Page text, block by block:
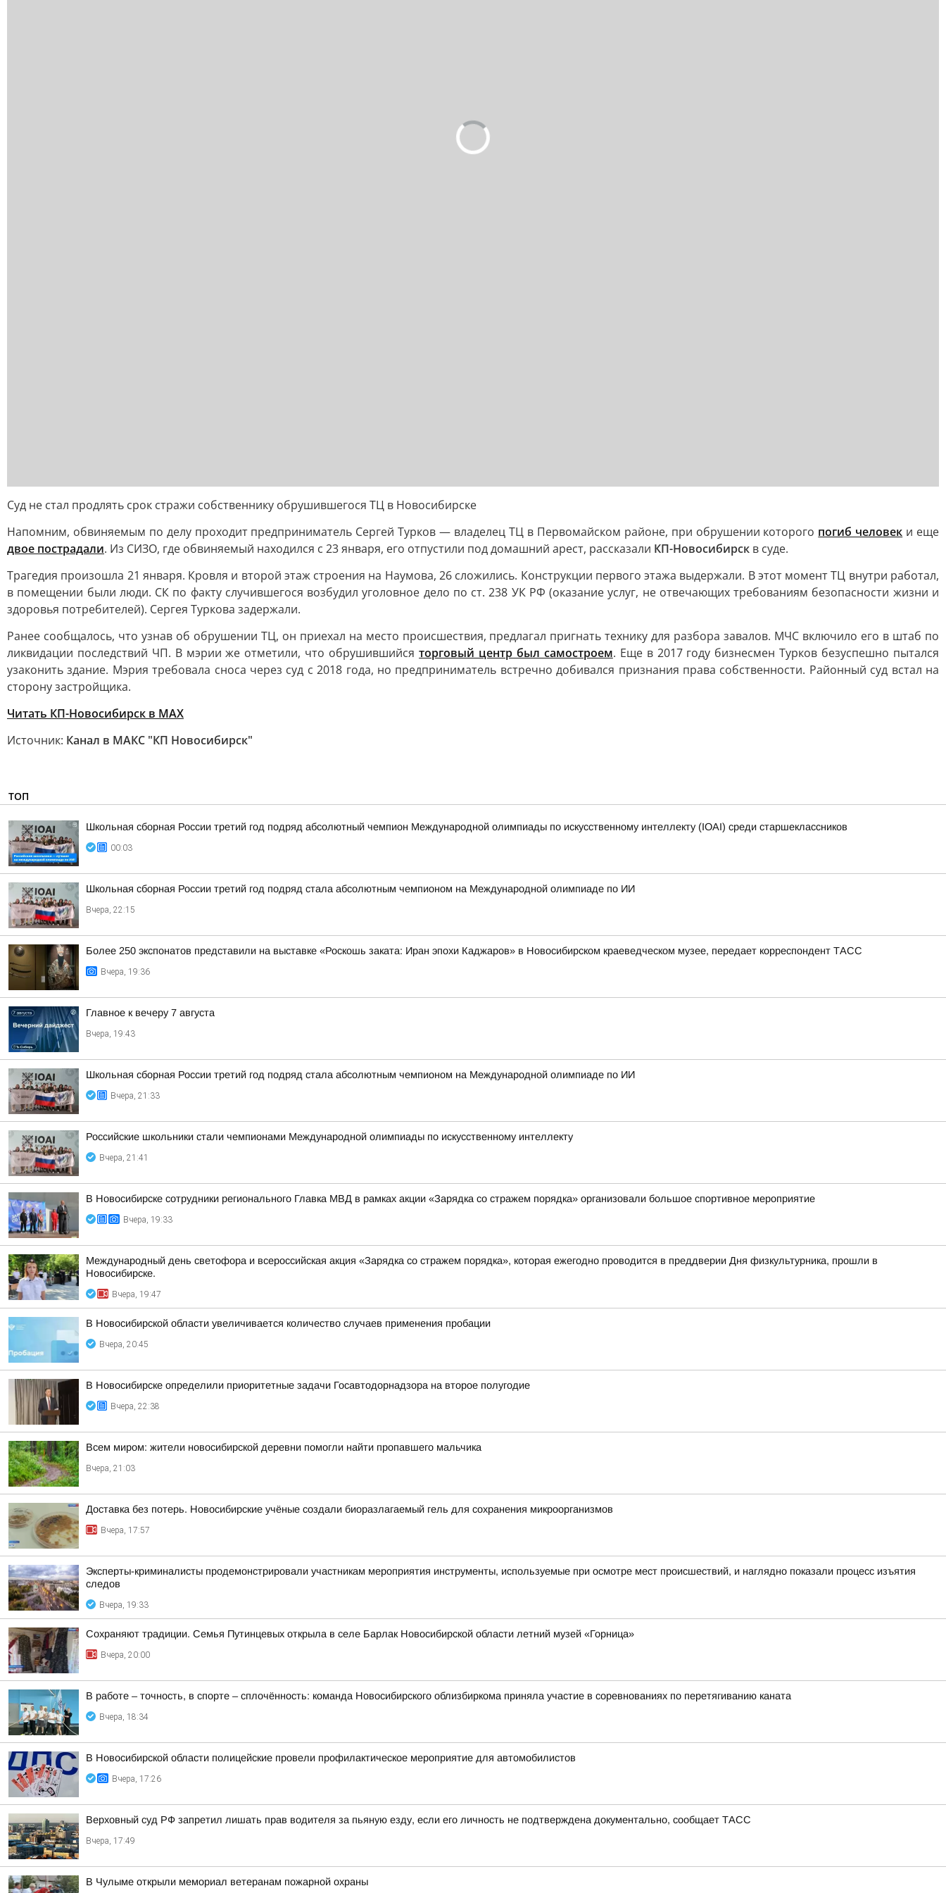
Суд не стал продлять срок стражи собственнику обрушившегося ТЦ в Новосибирске
Напомним, обвиняемым по делу проходит предприниматель Сергей Турков — владелец ТЦ в Первомайском районе, при обрушении которого погиб человек и еще
двое пострадали. Из СИЗО, где обвиняемый находился с 23 января, его отпустили под домашний арест, рассказали КП-Новосибирск в суде.
Трагедия произошла 21 января. Кровля и второй этаж строения на Наумова, 26 сложились. Конструкции первого этажа выдержали. В этот момент ТЦ внутри работал,
в помещении были люди. СК по факту случившегося возбудил уголовное дело по ст. 238 УК РФ (оказание услуг, не отвечающих требованиям безопасности жизни и
здоровья потребителей). Сергея Туркова задержали.
Ранее сообщалось, что узнав об обрушении ТЦ, он приехал на место происшествия, предлагал пригнать технику для разбора завалов. МЧС включило его в штаб по
ликвидации последствий ЧП. В мэрии же отметили, что обрушившийсяторговый центр был самостроем. Еще в 2017 году бизнесмен Турков безуспешно пытался
узаконить здание. Мэрия требовала сноса через суд с 2018 года, но предприниматель встречно добивался признания права собственности. Районный суд встал на
сторону застройщика.
Читать КП-Новосибирск в MAX
Источник: Канал в МАКС "КП Новосибирск"
ТОП
Школьная сборная России третий год подряд абсолютный чемпион Международной олимпиады по искусственному интеллекту (IOAI) среди старшеклассников
00:03
Школьная сборная России третий год подряд стала абсолютным чемпионом на Международной олимпиаде по ИИ
Вчера, 22:15
Более 250 экспонатов представили на выставке «Роскошь заката: Иран эпохи Каджаров» в Новосибирском краеведческом музее, передает корреспондент ТАСС
Вчера, 19:36
Главное к вечеру 7 августа
Вчера, 19:43
Школьная сборная России третий год подряд стала абсолютным чемпионом на Международной олимпиаде по ИИ
Вчера, 21:33
Российские школьники стали чемпионами Международной олимпиады по искусственному интеллекту
Вчера, 21:41
В Новосибирске сотрудники регионального Главка МВД в рамках акции «Зарядка со стражем порядка» организовали большое спортивное мероприятие
Вчера, 19:33
Международный день светофора и всероссийская акция «Зарядка со стражем порядка», которая ежегодно проводится в преддверии Дня физкультурника, прошли в
Новосибирске.
Вчера, 19:47
В Новосибирской области увеличивается количество случаев применения пробации
Вчера, 20:45
В Новосибирске определили приоритетные задачи Госавтодорнадзора на второе полугодие
Вчера, 22:38
Всем миром: жители новосибирской деревни помогли найти пропавшего мальчика
Вчера, 21:03
Доставка без потерь. Новосибирские учёные создали биоразлагаемый гель для сохранения микроорганизмов
Вчера, 17:57
Эксперты-криминалисты продемонстрировали участникам мероприятия инструменты, используемые при осмотре мест происшествий, и наглядно показали процесс изъятия
следов
Вчера, 19:33
Сохраняют традиции. Семья Путинцевых открыла в селе Барлак Новосибирской области летний музей «Горница»
Вчера, 20:00
В работе – точность, в спорте – сплочённость: команда Новосибирского облизбиркома приняла участие в соревнованиях по перетягиванию каната
Вчера, 18:34
В Новосибирской области полицейские провели профилактическое мероприятие для автомобилистов
Вчера, 17:26
Верховный суд РФ запретил лишать прав водителя за пьяную езду, если его личность не подтверждена документально, сообщает ТАСС
Вчера, 17:49
В Чулыме открыли мемориал ветеранам пожарной охраны